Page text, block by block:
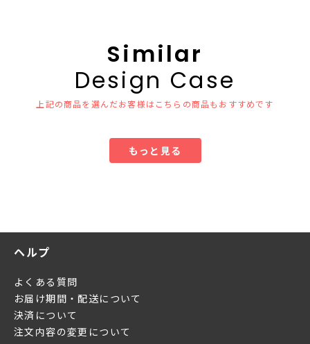
Similar
Design Case
上記の商品を選んだお客様はこちらの商品もおすすめです
もっと見る
ヘルプ
よくある質問
お届け期間・配送について
決済について
注文内容の変更について